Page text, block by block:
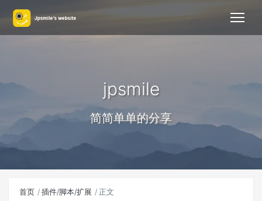
jpsmile
简简单单的分享
首页 插件/脚本/扩展 正文